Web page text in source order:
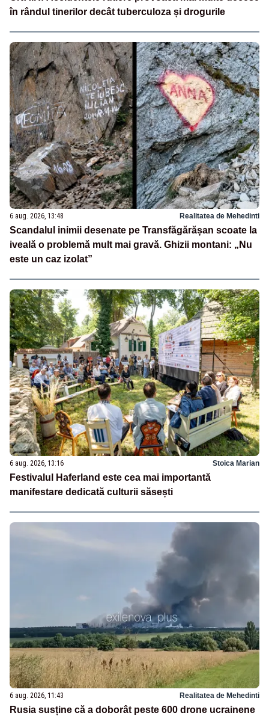
în rândul tinerilor decât tuberculoza și drogurile
6 aug. 2026, 13:48 Realitatea de Mehedinti
Scandalul inimii desenate pe Transfăgărășan scoate la
iveală o problemă mult mai gravă. Ghizii montani: „Nu
este un caz izolat”
6 aug. 2026, 13:16 Stoica Marian
Festivalul Haferland este cea mai importantă
manifestare dedicată culturii săsești
6 aug. 2026, 11:43 Realitatea de Mehedinti
Rusia susține că a doborât peste 600 drone ucrainene